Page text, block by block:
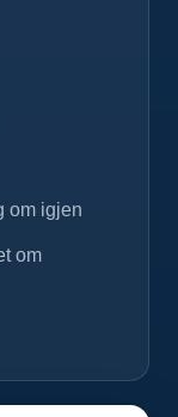
om igjen
om